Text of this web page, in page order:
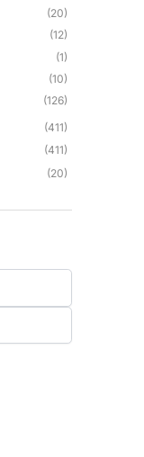
(20)
(12)
(1)
(10)
(126)
(411)
(411)
(20)